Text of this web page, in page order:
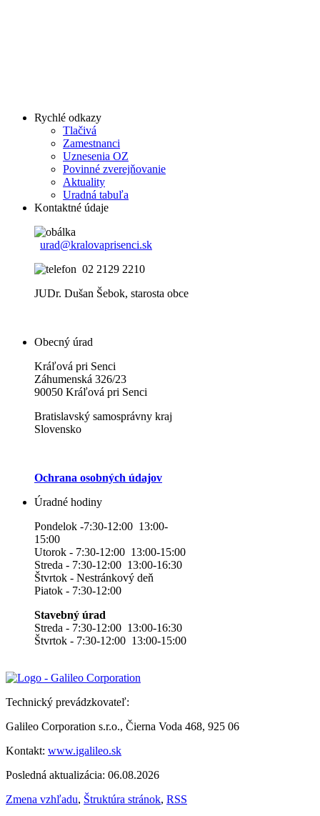
Rychlé odkazy
Tlačivá
Zamestnanci
Uznesenia OZ
Povinné zverejňovanie
Aktuality
Uradná tabuľa
Kontaktné údaje
urad@kralovaprisenci.sk
02 2129 2210
JUDr. Dušan Šebok, starosta obce
Obecný úrad
Kráľová pri Senci
Záhumenská 326/23
90050 Kráľová pri Senci
Bratislavský samosprávny kraj
Slovensko
Ochrana osobných údajov
Úradné hodiny
Pondelok -7:30-12:00 13:00-
15:00
Utorok - 7:30-12:00 13:00-15:00
Streda - 7:30-12:00 13:00-16:30
Štvrtok - Nestránkový deň
Piatok - 7:30-12:00
Stavebný úrad
Streda - 7:30-12:00 13:00-16:30
Štvrtok - 7:30-12:00 13:00-15:00
Technický prevádzkovateľ:
Galileo Corporation s.r.o., Čierna Voda 468, 925 06
Kontakt: www.igalileo.sk
Posledná aktualizácia: 06.08.2026
Zmena vzhľadu, Štruktúra stránok, RSS